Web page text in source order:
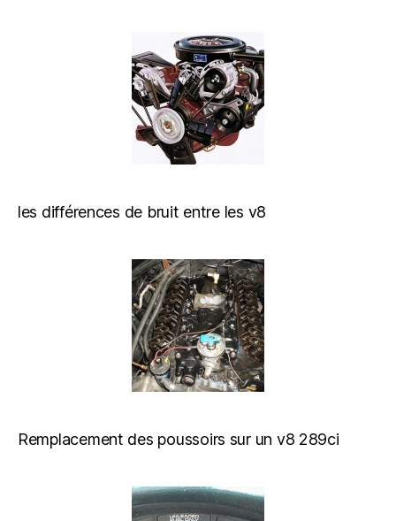
les différences de bruit entre les v8
Remplacement des poussoirs sur un v8 289ci